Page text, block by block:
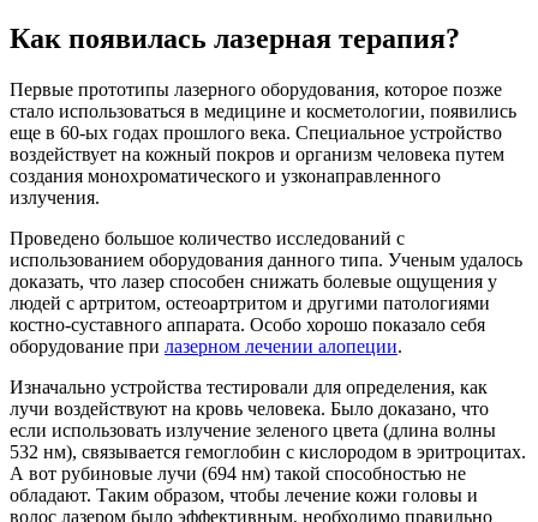
Как появилась лазерная терапия?
Первые прототипы лазерного оборудования, которое позже
стало использоваться в медицине и косметологии, появились
еще в 60-ых годах прошлого века. Специальное устройство
воздействует на кожный покров и организм человека путем
создания монохроматического и узконаправленного
излучения.
Проведено большое количество исследований с
использованием оборудования данного типа. Ученым удалось
доказать, что лазер способен снижать болевые ощущения у
людей с артритом, остеоартритом и другими патологиями
костно-суставного аппарата. Особо хорошо показало себя
оборудование при лазерном лечении алопеции.
Изначально устройства тестировали для определения, как
лучи воздействуют на кровь человека. Было доказано, что
если использовать излучение зеленого цвета (длина волны
532 нм), связывается гемоглобин с кислородом в эритроцитах.
А вот рубиновые лучи (694 нм) такой способностью не
обладают. Таким образом, чтобы лечение кожи головы и
волос лазером было эффективным, необходимо правильно